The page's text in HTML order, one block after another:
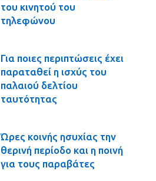
του κινητού του
τηλεφώνου
Για ποιες περιπτώσεις έχει
παραταθεί η ισχύς του
παλαιού δελτίου
ταυτότητας
Ώρες κοινής ησυχίας την
θερινή περίοδο και η ποινή
για τους παραβάτες